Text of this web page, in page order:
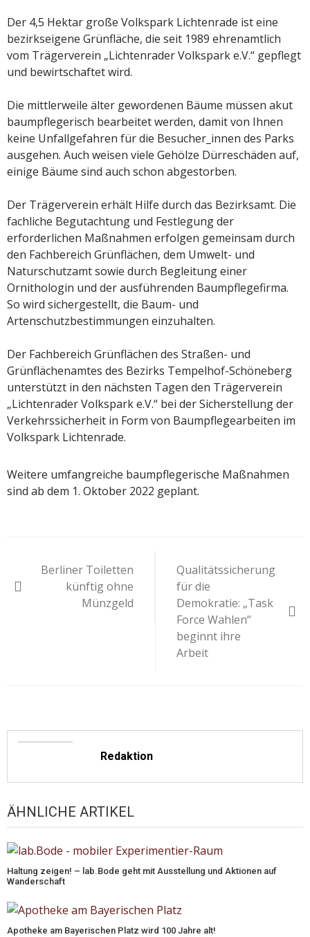
Der 4,5 Hektar große Volkspark Lichtenrade ist eine
bezirkseigene Grünfläche, die seit 1989 ehrenamtlich
vom Trägerverein „Lichtenrader Volkspark e.V.“ gepflegt
und bewirtschaftet wird.
Die mittlerweile älter gewordenen Bäume müssen akut
baumpflegerisch bearbeitet werden, damit von Ihnen
keine Unfallgefahren für die Besucher_innen des Parks
ausgehen. Auch weisen viele Gehölze Dürreschäden auf,
einige Bäume sind auch schon abgestorben.
Der Trägerverein erhält Hilfe durch das Bezirksamt. Die
fachliche Begutachtung und Festlegung der
erforderlichen Maßnahmen erfolgen gemeinsam durch
den Fachbereich Grünflächen, dem Umwelt- und
Naturschutzamt sowie durch Begleitung einer
Ornithologin und der ausführenden Baumpflegefirma.
So wird sichergestellt, die Baum- und
Artenschutzbestimmungen einzuhalten.
Der Fachbereich Grünflächen des Straßen- und
Grünflächenamtes des Bezirks Tempelhof-Schöneberg
unterstützt in den nächsten Tagen den Trägerverein
„Lichtenrader Volkspark e.V.“ bei der Sicherstellung der
Verkehrssicherheit in Form von Baumpflegearbeiten im
Volkspark Lichtenrade.
Weitere umfangreiche baumpflegerische Maßnahmen
sind ab dem 1. Oktober 2022 geplant.
Berliner Toiletten
künftig ohne
Münzgeld
Qualitätssicherung
für die
Demokratie: „Task
Force Wahlen“
beginnt ihre
Arbeit
Redaktion
ÄHNLICHE ARTIKEL
Haltung zeigen! – lab.Bode geht mit Ausstellung und Aktionen auf
Wanderschaft
Apotheke am Bayerischen Platz wird 100 Jahre alt!